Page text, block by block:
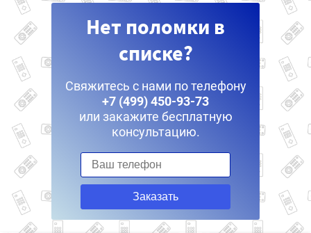
Нет поломки в
списке?
Свяжитесь с нами по телефону
+7 (499) 450-93-73
или закажите бесплатную
консультацию.
Заказать